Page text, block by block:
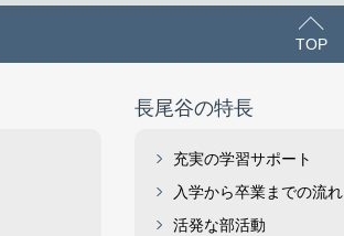
TOP
長尾谷の特長
充実の学習サポート
入学から卒業までの流れ
活発な部活動